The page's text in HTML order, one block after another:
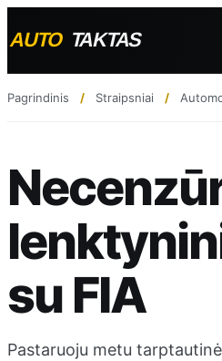
Pagrindinis Straipsniai
su FIA
Pastaruoju metu